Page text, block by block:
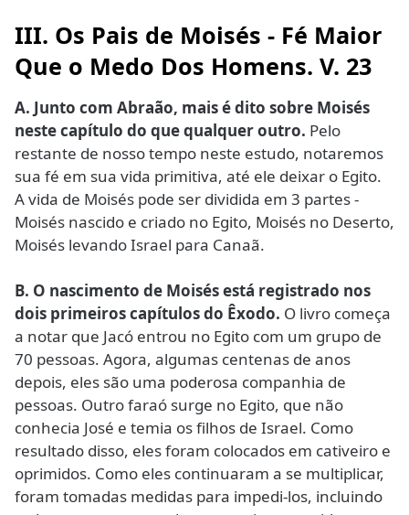
III. Os Pais de Moisés - Fé Maior
Que o Medo Dos Homens. V. 23
A. Junto com Abraão, mais é dito sobre Moisés
neste capítulo do que qualquer outro. Pelo
restante de nosso tempo neste estudo, notaremos
sua fé em sua vida primitiva, até ele deixar o Egito.
A vida de Moisés pode ser dividida em 3 partes -
Moisés nascido e criado no Egito, Moisés no Deserto,
Moisés levando Israel para Canaã.
B. O nascimento de Moisés está registrado nos
dois primeiros capítulos do Êxodo. O livro começa
a notar que Jacó entrou no Egito com um grupo de
70 pessoas. Agora, algumas centenas de anos
depois, eles são uma poderosa companhia de
pessoas. Outro faraó surge no Egito, que não
conhecia José e temia os filhos de Israel. Como
resultado disso, eles foram colocados em cativeiro e
oprimidos. Como eles continuaram a se multiplicar,
foram tomadas medidas para impedi-los, incluindo